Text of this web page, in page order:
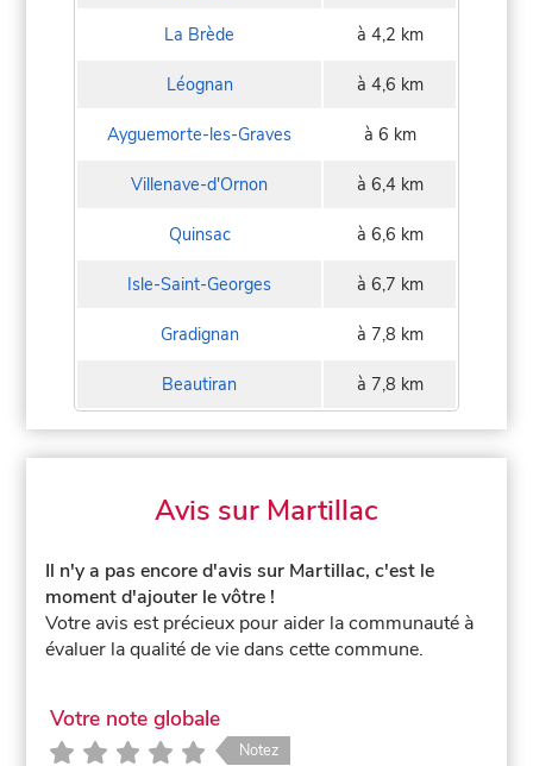
La Brède à 4,2 km
Léognan à 4,6 km
Ayguemorte-les-Graves à 6 km
Villenave-d'Ornon à 6,4 km
Quinsac à 6,6 km
Isle-Saint-Georges à 6,7 km
Gradignan à 7,8 km
Beautiran à 7,8 km
Avis sur Martillac
Il n'y a pas encore d'avis sur Martillac, c'est le
moment d'ajouter le vôtre !
Votre avis est précieux pour aider la communauté à
évaluer la qualité de vie dans cette commune.
Votre note globale
Notez